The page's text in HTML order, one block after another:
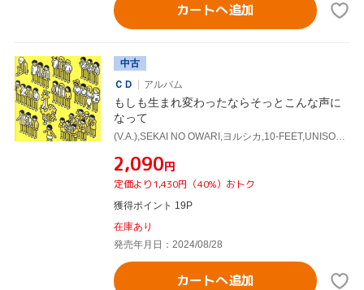
カートへ追加
中古
ＣＤ
アルバム
もしも生まれ変わったならそっとこんな声に
なって
(V.A.),SEKAI NO OWARI,ヨルシカ,10-FEET,UNISON SQUARE GARDEN,ano,indigo la End,WurtS
¥2,090円
定価より1,430円（40%）おトク
獲得ポイント 19P
在庫あり
発売年月日：2024/08/28
カートへ追加